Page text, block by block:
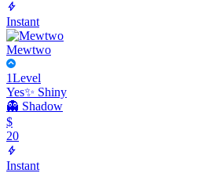
Instant
Mewtwo
1Level
Yes✨ Shiny
👻 Shadow
$
20
Instant